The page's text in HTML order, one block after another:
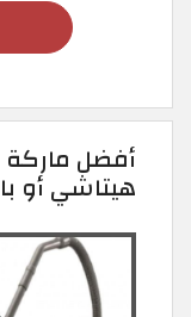
هيتاشي أو